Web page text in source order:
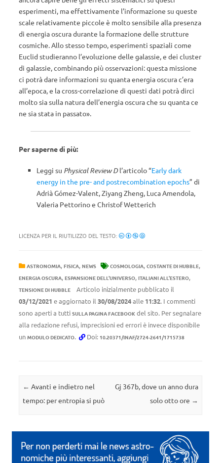
esperimenti, ma effettivamente l’informazione su queste
scale relativamente piccole è molto sensibile alla presenza
di energia oscura durante la formazione delle strutture
cosmiche. Allo stesso tempo, esperimenti spaziali come
Euclid studieranno l’evoluzione delle galassie, e dei cluster
di galassie, combinando più osservazioni: questa missione
ci potrà dare informazioni su quanta energia oscura c’era
all’epoca, e la cross-correlazione di questi dati potrà dirci
molto sia sulla natura dell’energia oscura che su quanta ce
ne sia stata in passato».
Per saperne di più:
Leggi su Physical Review Dl’articolo “Early dark
energy in the pre- and postrecombination epochs” di
Adrià Gómez-Valent, Ziyang Zheng, Luca Amendola,
Valeria Pettorino e Christof Wetterich
LICENZA PER IL RIUTILIZZO DEL TESTO:
ASTRONOMIA, FISICA, NEWS COSMOLOGIA, COSTANTE DI HUBBLE,
ENERGIA OSCURA, ESPANSIONE DELL'UNIVERSO, ITALIANI ALL'ESTERO,
TENSIONE DI HUBBLE
Articolo inizialmente pubblicato il
03/12/2021 e aggiornato il 30/08/2024alle 11:32. I commenti
sono aperti a tutti SULLA PAGINA FACEBOOK del sito. Per segnalare
alla redazione refusi, imprecisioni ed errori è invece disponibile
un MODULO DEDICATO. Doi: 10.20371/INAF/2724-2641/1715738
Navigazione articolo
← Avanti e indietro nel
tempo: per entropia si può
Gj 367b, dove un anno dura
solo otto ore →